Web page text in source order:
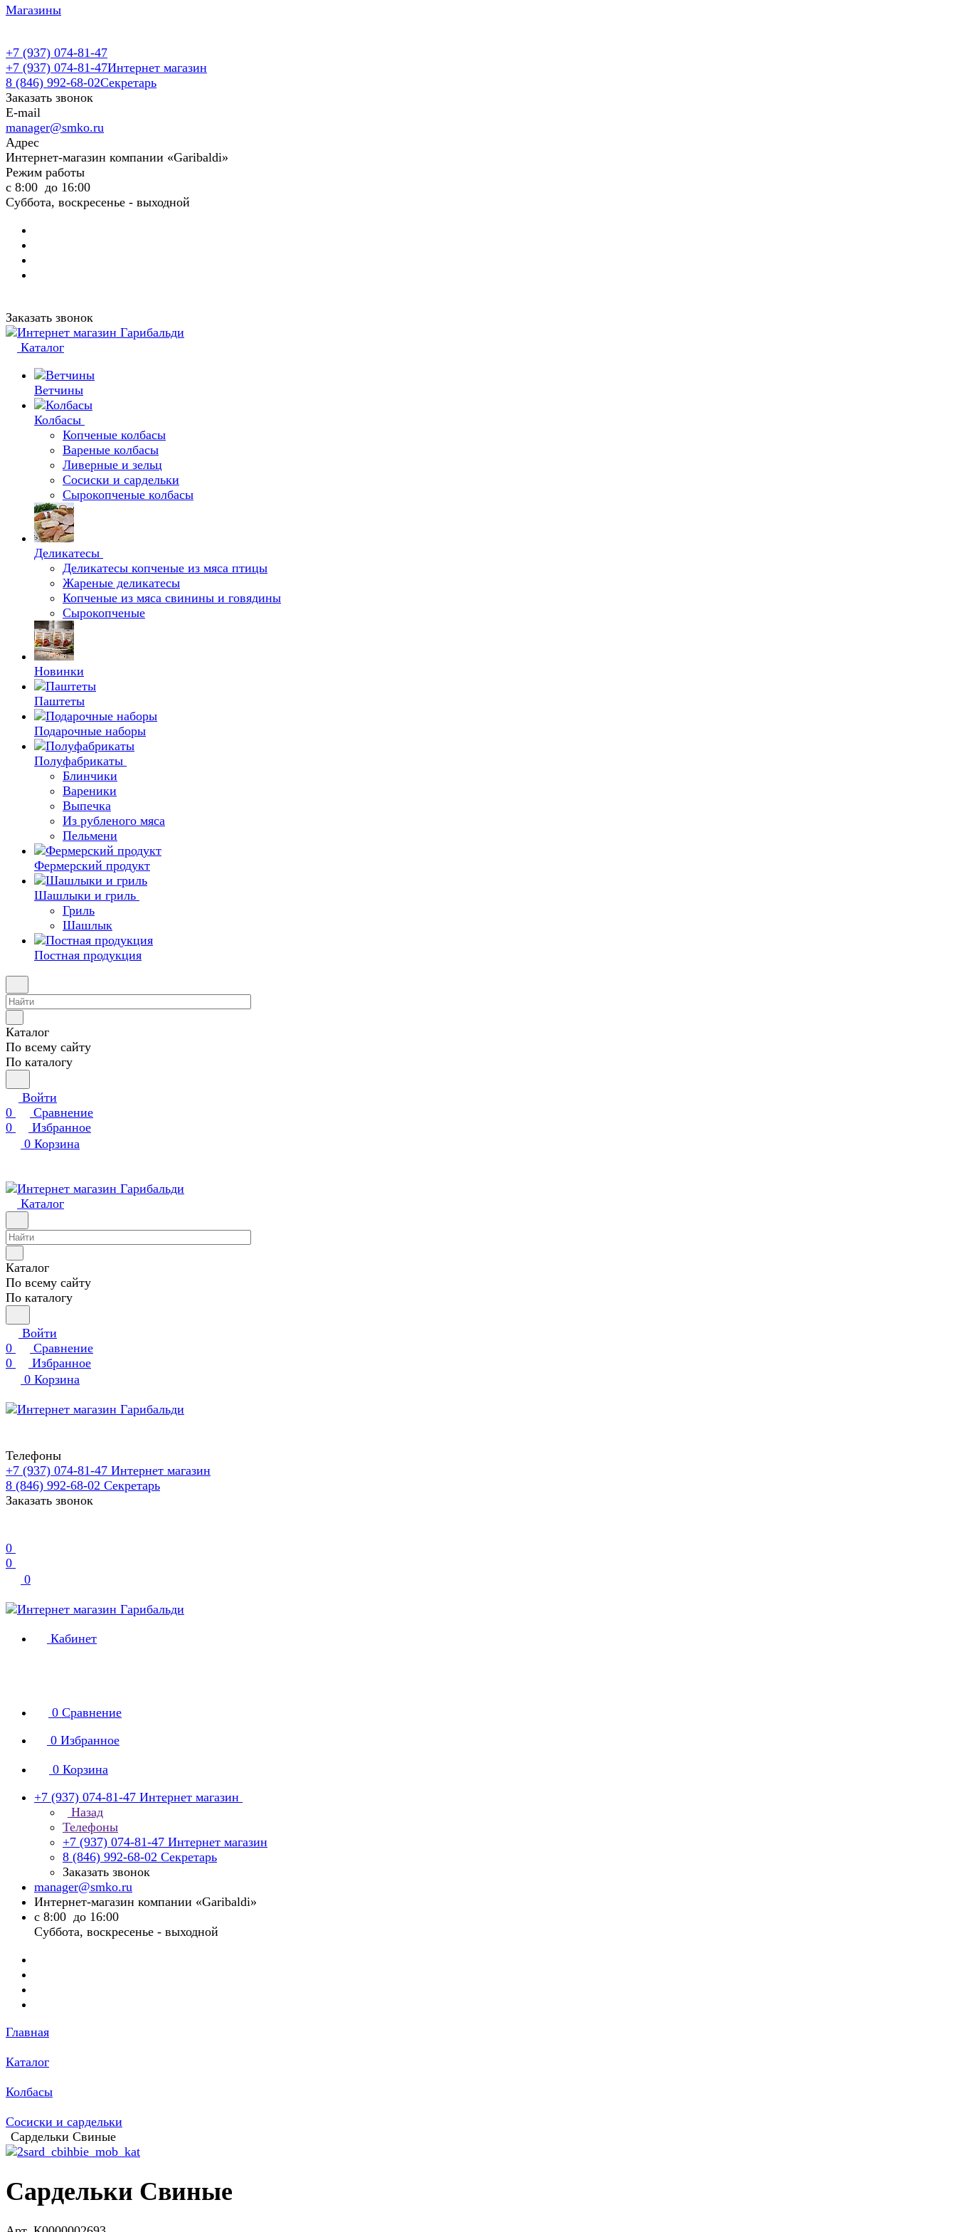
Магазины
+7 (937) 074-81-47
+7 (937) 074-81-47Интернет магазин
8 (846) 992-68-02Секретарь
Заказать звонок
E-mail
manager@smko.ru
Адрес
Интернет-магазин компании «Garibaldi»
Режим работы
с 8:00 до 16:00
Суббота, воскресенье - выходной
Заказать звонок
Каталог
Ветчины
Колбасы
Копченые колбасы
Вареные колбасы
Ливерные и зельц
Сосиски и сардельки
Сырокопченые колбасы
Деликатесы
Деликатесы копченые из мяса птицы
Жареные деликатесы
Копченые из мяса свинины и говядины
Сырокопченые
Новинки
Паштеты
Подарочные наборы
Полуфабрикаты
Блинчики
Вареники
Выпечка
Из рубленого мяса
Пельмени
Фермерский продукт
Шашлыки и гриль
Гриль
Шашлык
Постная продукция
Каталог
По всему сайту
По каталогу
Войти
0
Сравнение
0
Избранное
0 Корзина
Каталог
Каталог
По всему сайту
По каталогу
Войти
0
Сравнение
0
Избранное
0 Корзина
Телефоны
+7 (937) 074-81-47 Интернет магазин
8 (846) 992-68-02 Секретарь
Заказать звонок
0
0
0
Кабинет
0 Сравнение
0 Избранное
0 Корзина
+7 (937) 074-81-47 Интернет магазин
Назад
Телефоны
+7 (937) 074-81-47 Интернет магазин
8 (846) 992-68-02 Секретарь
Заказать звонок
manager@smko.ru
Интернет-магазин компании «Garibaldi»
с 8:00 до 16:00
Суббота, воскресенье - выходной
Главная
Каталог
Колбасы
Сосиски и сардельки
Сардельки Свиные
Сардельки Свиные